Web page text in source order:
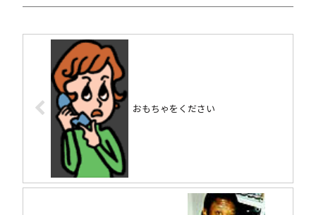
おもちゃをください